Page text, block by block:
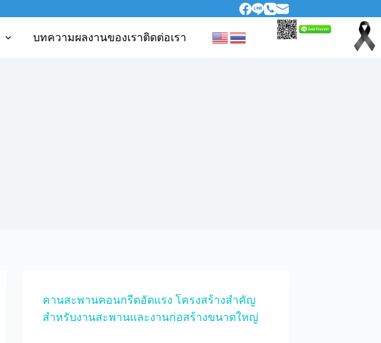
บทความผลงานของเราติดต่อเรา
คานสะพานคอนกรีตอัดแรง โครงสร้างสำคัญ
สำหรับงานสะพานและงานก่อสร้างขนาดใหญ่